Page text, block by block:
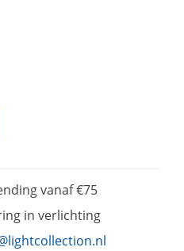
vanaf €75
in verlichting